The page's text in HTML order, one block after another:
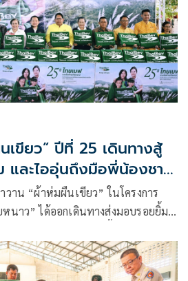
เขียว” ปีที่ 25 เดินทางสู้
และไออุ่นถึงมือพี่น้องชาว
าน “ผ้าห่มผืนเขียว” ในโครงการ
นาว” ได้ออกเดินทางส่งมอบรอยยิ้ม